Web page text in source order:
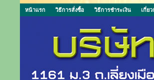
หน้าแรก วิธีการสั่งซื้อ วิธีการชำระเงิน เกี่ยว